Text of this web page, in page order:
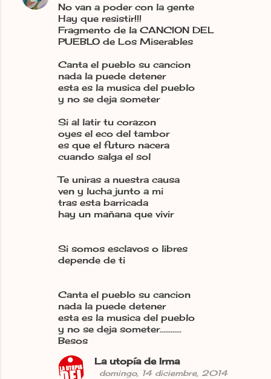
No van a poder con la gente
Hay que resistir!!!
Fragmento de la CANCION DEL
PUEBLO de Los Miserables
Canta el pueblo su cancion
nada la puede detener
esta es la musica del pueblo
y no se deja someter
Si al latir tu corazon
oyes el eco del tambor
es que el futuro nacera
cuando salga el sol
Te uniras a nuestra causa
ven y lucha junto a mi
tras esta barricada
hay un mañana que vivir
Si somos esclavos o libres
depende de ti
Canta el pueblo su cancion
nada la puede detener
esta es la musica del pueblo
y no se deja someter............
Besos
La utopía de Irma
domingo, 14 diciembre, 2014